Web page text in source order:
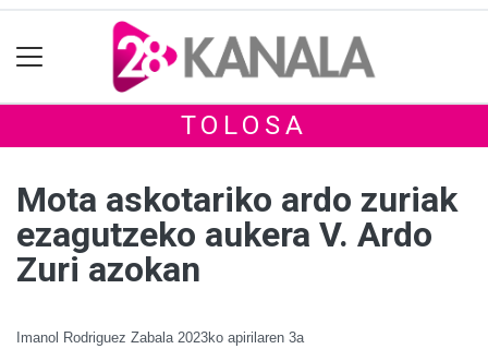
TOLOSA
Mota askotariko ardo zuriak
ezagutzeko aukera V. Ardo
Zuri azokan
Imanol Rodriguez Zabala 2023ko apirilaren 3a